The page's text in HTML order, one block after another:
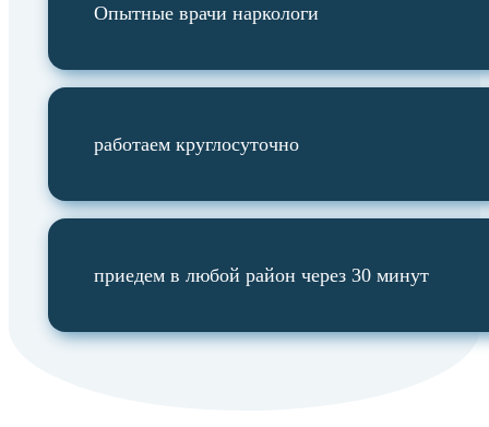
Опытные врачи наркологи
работаем круглосуточно
приедем в любой район через 30 минут